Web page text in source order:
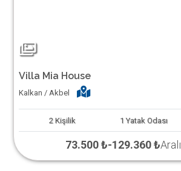
Villa Mia House
Kalkan / Akbel
2 Kişilik 1 Yatak Odası
73.500 ₺-129.360 ₺